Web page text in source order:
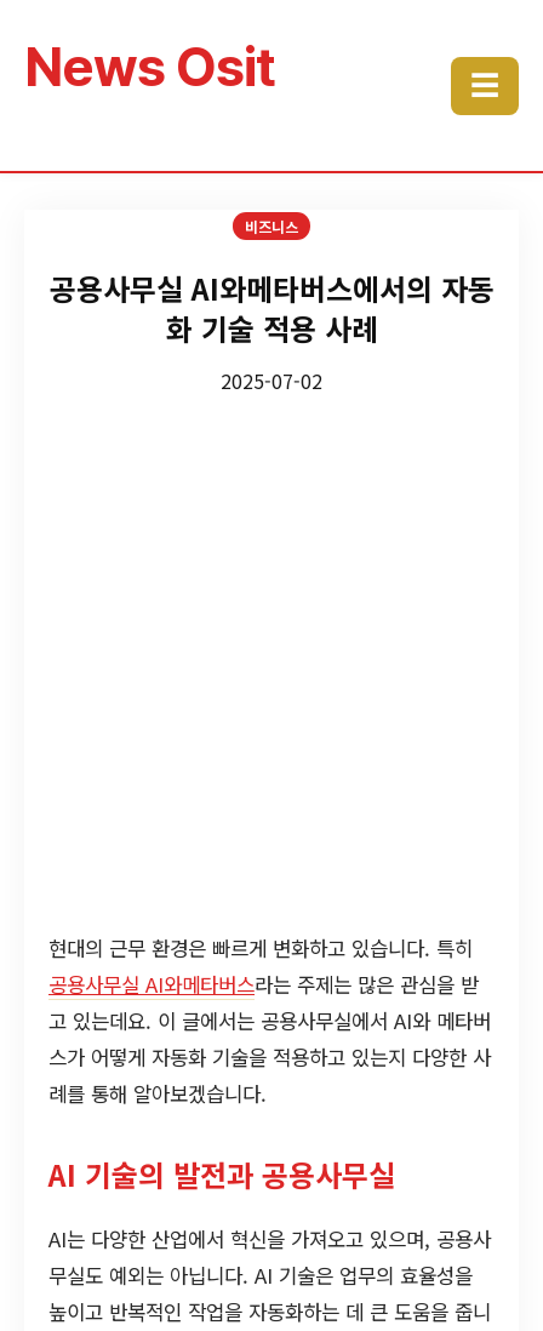
News Osit ☰
비즈니스
공용사무실 AI와메타버스에서의 자동
화 기술 적용 사례
2025-07-02
현대의 근무 환경은 빠르게 변화하고 있습니다. 특히
공용사무실 AI와메타버스라는 주제는 많은 관심을 받
고 있는데요. 이 글에서는 공용사무실에서 AI와 메타버
스가 어떻게 자동화 기술을 적용하고 있는지 다양한 사
례를 통해 알아보겠습니다.
AI 기술의 발전과 공용사무실
AI는 다양한 산업에서 혁신을 가져오고 있으며, 공용사
무실도 예외는 아닙니다. AI 기술은 업무의 효율성을
높이고 반복적인 작업을 자동화하는 데 큰 도움을 줍니